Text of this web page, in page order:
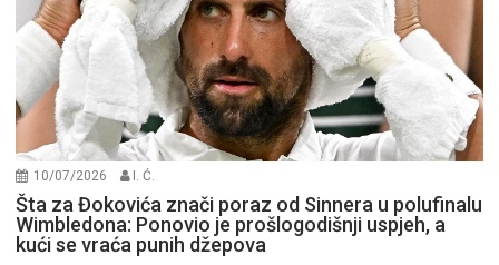
10/07/2026 I. Ć.
Šta za Đokovića znači poraz od Sinnera u polufinalu
Wimbledona: Ponovio je prošlogodišnji uspjeh, a
kući se vraća punih džepova